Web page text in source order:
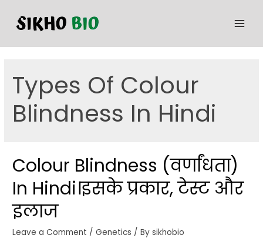
Types Of Colour
Blindness In Hindi
Colour Blindness (वर्णांधता)
In Hindi।इसके प्रकार, टेस्ट और
इलाज
Leave a Comment /Genetics / Bysikhobio